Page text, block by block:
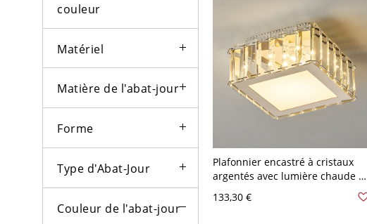
couleur
Matériel
Matière de l'abat-jour
Forme
Type d'Abat-Jour
Couleur de l'abat-jour
Plafonnier encastré à cristaux
argentés avec lumière chaude et
abat-jour vers le bas - 110 V-120
V Carré
133,30 €